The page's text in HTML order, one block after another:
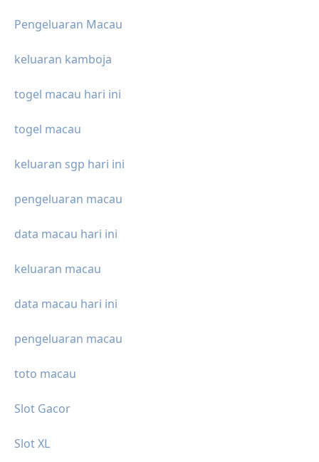
Pengeluaran Macau
keluaran kamboja
togel macau hari ini
togel macau
keluaran sgp hari ini
pengeluaran macau
data macau hari ini
keluaran macau
data macau hari ini
pengeluaran macau
toto macau
Slot Gacor
Slot XL